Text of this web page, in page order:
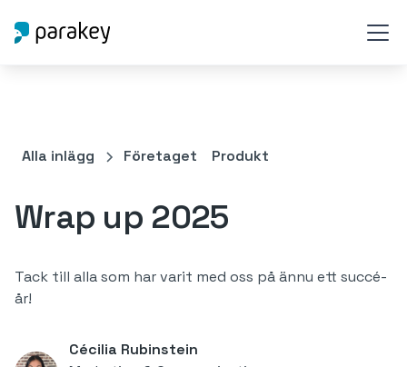
Alla inlägg Företaget Produkt
Wrap up 2025
Tack till alla som har varit med oss på ännu ett succé-
år!
Cécilia Rubinstein